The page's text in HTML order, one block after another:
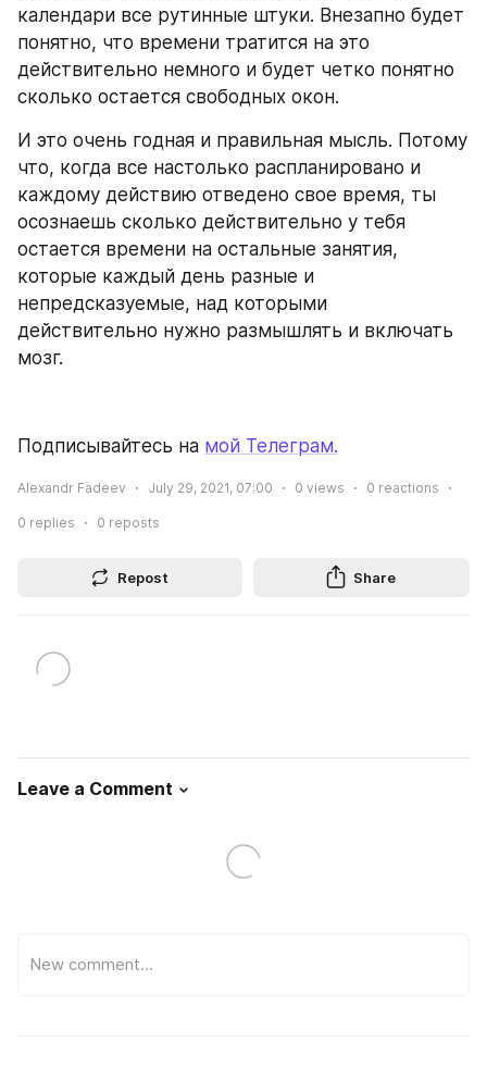
календари все рутинные штуки. Внезапно будет
понятно, что времени тратится на это
действительно немного и будет четко понятно
сколько остается свободных окон.
И это очень годная и правильная мысль. Потому
что, когда все настолько распланировано и
каждому действию отведено свое время, ты
осознаешь сколько действительно у тебя
остается времени на остальные занятия,
которые каждый день разные и
непредсказуемые, над которыми
действительно нужно размышлять и включать
мозг.
Подписывайтесь на мой Телеграм.
Alexandr Fadeev July 29, 2021, 07:00 0 views 0 reactions
0 replies 0 reposts
Repost Share
Leave a Comment